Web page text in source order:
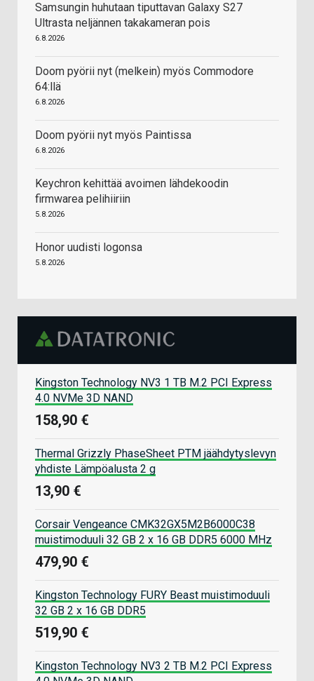
Samsungin huhutaan tiputtavan Galaxy S27
Ultrasta neljännen takakameran pois
6.8.2026
Doom pyörii nyt (melkein) myös Commodore
64:llä
6.8.2026
Doom pyörii nyt myös Paintissa
6.8.2026
Keychron kehittää avoimen lähdekoodin
firmwarea pelihiiriin
5.8.2026
Honor uudisti logonsa
5.8.2026
Kingston Technology NV3 1 TB M.2 PCI Express
4.0 NVMe 3D NAND
158,90 €
Thermal Grizzly PhaseSheet PTM jäähdytyslevyn
yhdiste Lämpöalusta 2 g
13,90 €
Corsair Vengeance CMK32GX5M2B6000C38
muistimoduuli 32 GB 2 x 16 GB DDR5 6000 MHz
479,90 €
Kingston Technology FURY Beast muistimoduuli
32 GB 2 x 16 GB DDR5
519,90 €
Kingston Technology NV3 2 TB M.2 PCI Express